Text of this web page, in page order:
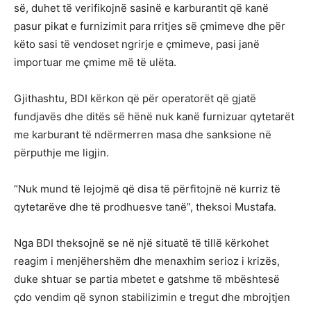
së, duhet të verifikojnë sasinë e karburantit që kanë
pasur pikat e furnizimit para rritjes së çmimeve dhe për
këto sasi të vendoset ngrirje e çmimeve, pasi janë
importuar me çmime më të ulëta.
Gjithashtu, BDI kërkon që për operatorët që gjatë
fundjavës dhe ditës së hënë nuk kanë furnizuar qytetarët
me karburant të ndërmerren masa dhe sanksione në
përputhje me ligjin.
“Nuk mund të lejojmë që disa të përfitojnë në kurriz të
qytetarëve dhe të prodhuesve tanë”, theksoi Mustafa.
Nga BDI theksojnë se në një situatë të tillë kërkohet
reagim i menjëhershëm dhe menaxhim serioz i krizës,
duke shtuar se partia mbetet e gatshme të mbështesë
çdo vendim që synon stabilizimin e tregut dhe mbrojtjen